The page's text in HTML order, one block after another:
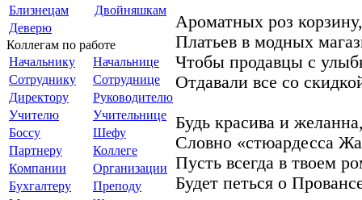
Близнецам
Двойняшкам
Деверю
Коллегам по работе
Начальнику
Начальнице
Сотруднику
Сотруднице
Директору
Руководителю
Учителю
Учительнице
Боссу
Шефу
Партнеру
Коллеге
Компании
Организации
Бухгалтеру
Преподу
Ароматных роз корзину,
Платьев в модных
Чтобы продавцы с
Отдавали все со
Будь красива и
Словно «стюардесса
Пусть всегда в твоем
Будет петься о